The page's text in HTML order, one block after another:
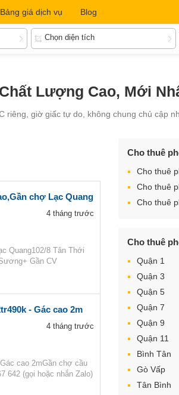
Bảng giá dịch vụ Blog
Chọn diện tích
Lượng Cao, Mới
riêng, giờ giấc tự do, không chung chủ cập
chợ Lạc Quang
4 tháng trước
Quang102/8 Tân Thới
Gần CV
- Gác cao 2m
4 tháng trước
cao 2mGần chợ cầu
642 (gọi hoặc nhắn Zalo)
Cho thuê
Cho thuê
Cho thuê
Cho thuê
Cho thuê
Quận 1
Quận 3
Quận 5
Quận 7
Quận 9
Quận 11
Bình Tân
Gò Vấp
Tân Bình